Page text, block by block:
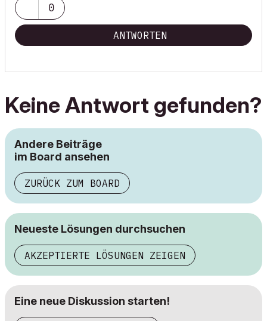
0
ANTWORTEN
Keine Antwort gefunden?
Andere Beiträge
im Board ansehen
ZURÜCK ZUM BOARD
Neueste Lösungen durchsuchen
AKZEPTIERTE LÖSUNGEN ZEIGEN
Eine neue Diskussion starten!